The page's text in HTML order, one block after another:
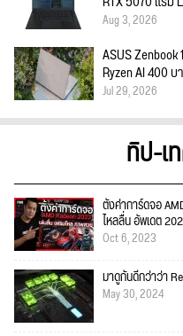
Aug 3, 2026
ASUS
Ryzen AI 400
Jul 29, 2026
ทิป-เ
ตั้งค่าการ์ดจอ
ไหลลื่น อัพเดต
Oct 6, 2023
มาดูกันดีกว่าว่า
May 30, 2024